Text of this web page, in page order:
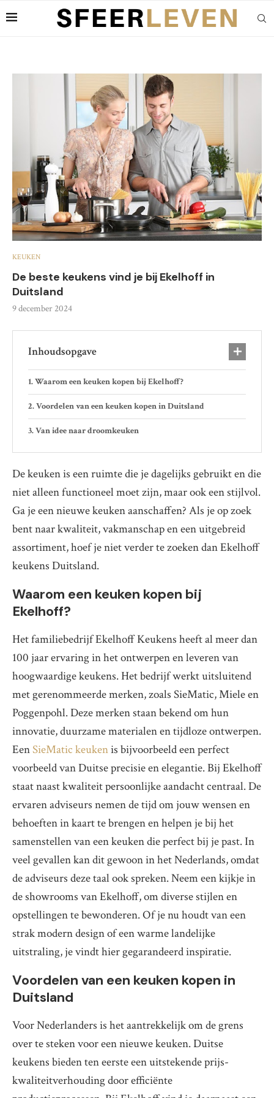
KEUKEN
De beste keukens vind je bij Ekelhoff in
Duitsland
9 december 2024
Inhoudsopgave
Waarom een keuken kopen bij Ekelhoff?
Voordelen van een keuken kopen in Duitsland
Van idee naar droomkeuken
De keuken is een ruimte die je dagelijks gebruikt en die
niet alleen functioneel moet zijn, maar ook een stijlvol.
Ga je een nieuwe keuken aanschaffen? Als je op zoek
bent naar kwaliteit, vakmanschap en een uitgebreid
assortiment, hoef je niet verder te zoeken dan Ekelhoff
keukens Duitsland.
Waarom een keuken kopen bij
Ekelhoff?
Het familiebedrijf Ekelhoff Keukens heeft al meer dan
100 jaar ervaring in het ontwerpen en leveren van
hoogwaardige keukens. Het bedrijf werkt uitsluitend
met gerenommeerde merken, zoals SieMatic, Miele en
Poggenpohl. Deze merken staan bekend om hun
innovatie, duurzame materialen en tijdloze ontwerpen.
EenSieMatic keukenis bijvoorbeeld een perfect
voorbeeld van Duitse precisie en elegantie. Bij Ekelhoff
staat naast kwaliteit persoonlijke aandacht centraal. De
ervaren adviseurs nemen de tijd om jouw wensen en
behoeften in kaart te brengen en helpen je bij het
samenstellen van een keuken die perfect bij je past. In
veel gevallen kan dit gewoon in het Nederlands, omdat
de adviseurs deze taal ook spreken. Neem een kijkje in
de showrooms van Ekelhoff, om diverse stijlen en
opstellingen te bewonderen. Of je nu houdt van een
strak modern design of een warme landelijke
uitstraling, je vindt hier gegarandeerd inspiratie.
Voordelen van een keuken kopen in
Duitsland
Voor Nederlanders is het aantrekkelijk om de grens
over te steken voor een nieuwe keuken. Duitse
keukens bieden ten eerste een uitstekende prijs-
kwaliteitverhouding door efficiënte